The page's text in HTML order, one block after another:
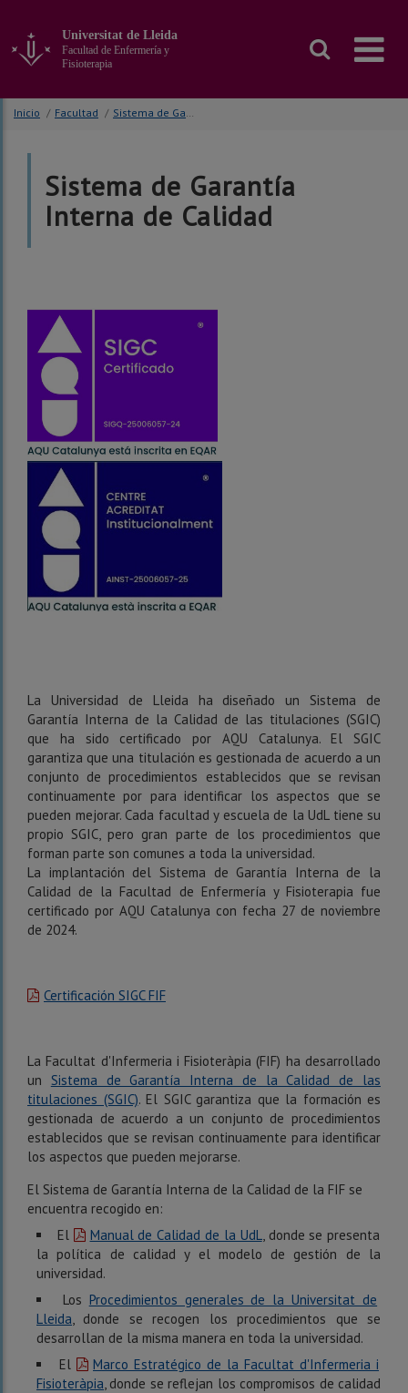
contenido
principal
la
página
Universitat de Lleida
Facultad de Enfermería y
Fisioterapia
Inicio / Facultad / Sistema de Garantía Interna de Calidad
Sistema de Garantía
Interna de Calidad
La Universidad de Lleida ha diseñado un Sistema de
Garantía Interna de la Calidad de las titulaciones (SGIC)
que ha sido certificado por AQU Catalunya. El SGIC
garantiza que una titulación es gestionada de acuerdo a un
conjunto de procedimientos establecidos que se revisan
continuamente por para identificar los aspectos que se
pueden mejorar. Cada facultad y escuela de la UdL tiene su
propio SGIC, pero gran parte de los procedimientos que
forman parte son comunes a toda la universidad.
La implantación del Sistema de Garantía Interna de la
Calidad de la Facultad de Enfermería y Fisioterapia fue
certificado por AQU Catalunya con fecha 27 de noviembre
de 2024.
Certificación SIGC FIF
La Facultat d'Infermeria i Fisioteràpia (FIF) ha desarrollado
un Sistema de Garantía Interna de la Calidad de las
titulaciones (SGIC). El SGIC garantiza que la formación es
gestionada de acuerdo a un conjunto de procedimientos
establecidos que se revisan continuamente para identificar
los aspectos que pueden mejorarse.
El Sistema de Garantía Interna de la Calidad de la FIF se
encuentra recogido en:
El
Manual de Calidad de la UdL, donde se presenta
la política de calidad y el modelo de gestión de la
universidad.
Los Procedimientos generales de la Universitat de
Lleida, donde se recogen los procedimientos que se
desarrollan de la misma manera en toda la universidad.
El
Marco Estratégico de la Facultat d'Infermeria i
Fisioteràpia, donde se reflejan los compromisos de calidad